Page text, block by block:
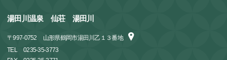
湯田川温泉 仙荘 湯田川
〒997-0752
山形県鶴岡市湯田川乙１３番地
TEL
0235-35-3773